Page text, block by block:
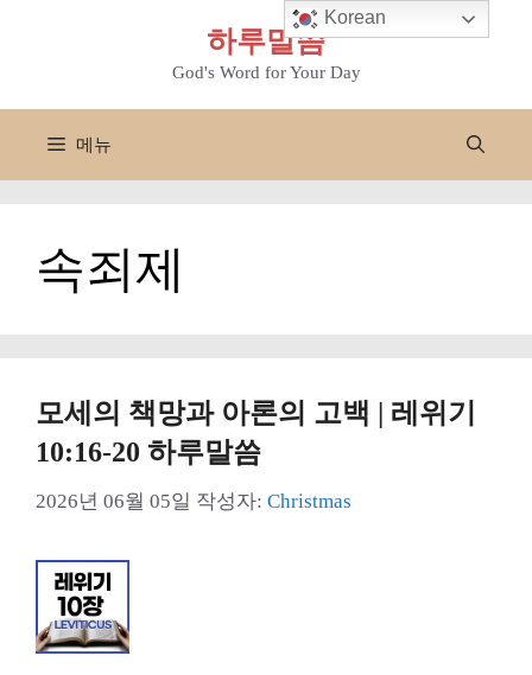
하루말씀
God's Word for Your Day
메뉴
속죄제
모세의 책망과 아론의 고백 | 레위기
10:16-20 하루말씀
2026년 06월 05일 작성자: Christmas
Korean